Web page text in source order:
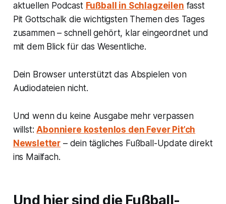
aktuellen Podcast Fußball in Schlagzeilen fasst
Pit Gottschalk die wichtigsten Themen des Tages
zusammen – schnell gehört, klar eingeordnet und
mit dem Blick für das Wesentliche.
Dein Browser unterstützt das Abspielen von
Audiodateien nicht.
Und wenn du keine Ausgabe mehr verpassen
willst:Abonniere kostenlos den Fever Pit’ch
Newsletter – dein tägliches Fußball-Update direkt
ins Mailfach.
Und hier sind die Fußball-